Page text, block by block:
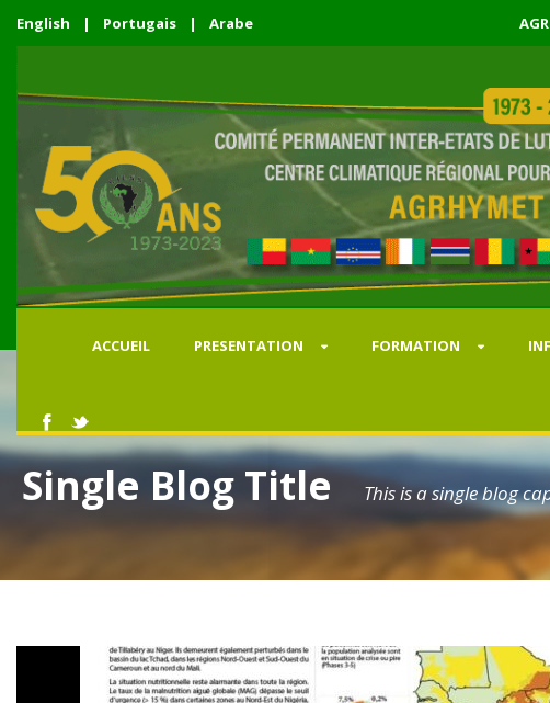
English | Portugais | Arabe
ACCUEIL PRESENTATION FORMATION
Single Blog Title This is a single blog